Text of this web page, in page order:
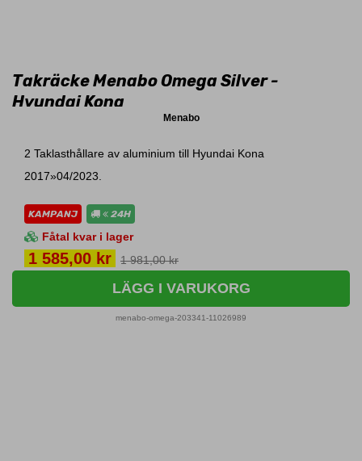
Takräcke Menabo Omega Silver -
Hyundai Kona
Menabo
2 Taklasthållare av aluminium till Hyundai Kona
2017»04/2023.
KAMPANJ 24H
Fåtal kvar i lager
Pris
1 585,00 kr 1 981,00 kr
LÄGG I VARUKORG
menabo-omega-203341-11026989